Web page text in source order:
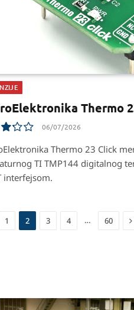
Thermo
06/07/2026
Thermo 23 Click
TI TMP144 digitalnog
interfejsom.
1 2 3 4 … 60